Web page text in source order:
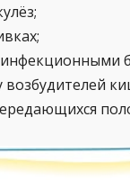
инфекционными